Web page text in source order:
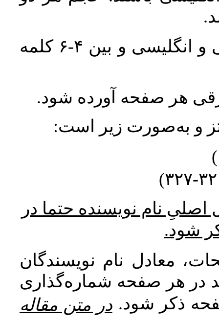
واژگان کلیدی بلافاصله پس از چکیده فارسی و انگلیسی و بین ۴-۶ کلمه
هر صفحه آورده شود.
و به‌صورت زیر است:
نام نویسنده حتما در
شود.
معادل نام نویسندگان
در هر صفحه شماره‌گذاری
ذکر شود. در متن مقاله